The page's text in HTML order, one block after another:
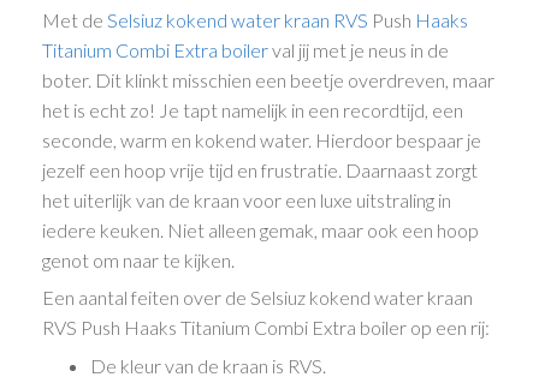
Met deSelsiuz kokend water kraan RVS Push Haaks
Titanium Combi Extra boilerval jij met je neus in de
boter. Dit klinkt misschien een beetje overdreven, maar
het is echt zo! Je tapt namelijk in een recordtijd, een
seconde, warm en kokend water. Hierdoor bespaar je
jezelf een hoop vrije tijd en frustratie. Daarnaast zorgt
het uiterlijk van de kraan voor een luxe uitstraling in
iedere keuken. Niet alleen gemak, maar ook een hoop
genot om naar te kijken.
Een aantal feiten over de Selsiuz kokend water kraan
RVS Push Haaks Titanium Combi Extra boiler op een rij:
De kleur van de kraan is RVS.